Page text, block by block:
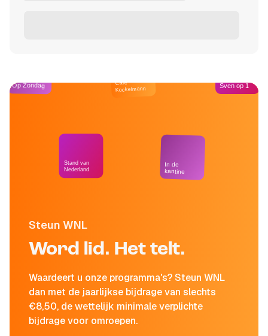
Steun WNL
Word lid. Het telt.
Waardeert u onze programma's? Steun WNL
dan met de jaarlijkse bijdrage van slechts
€8,50, de wettelijk minimale verplichte
bijdrage voor omroepen.
Op Zondag
Stand van
Nederland
Café
Kockelmann
In de
kantine
Sven op 1